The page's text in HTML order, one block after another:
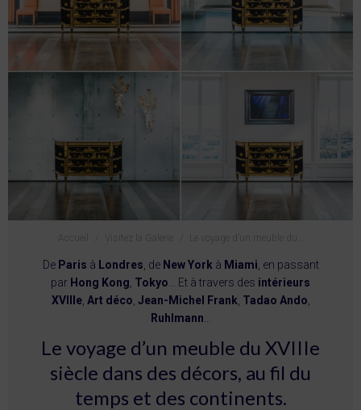
Vous êtes ici :
Accueil Visitez la Galerie Le voyage d’un meuble du…
De Paris à Londres , de New York à Miami , en passant
par Hong Kong Tokyo … Et à travers des intérieurs
XVIIIe, Art déco Jean-Michel Frank Tadao Ando
Ruhlmann
Le voyage d’un meuble du XVIIIe
siècle dans des décors, au fil du
temps et des continents.